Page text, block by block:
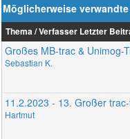
Möglicherweise
Thema / Verfasser Letzter
Großes MB-trac & Unimog-
Sebastian K.
11.2.2023 - 13. Großer
Hartmut